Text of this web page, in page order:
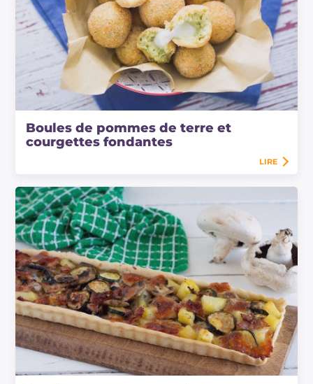
Boules de pommes de terre et
courgettes fondantes
LIRE